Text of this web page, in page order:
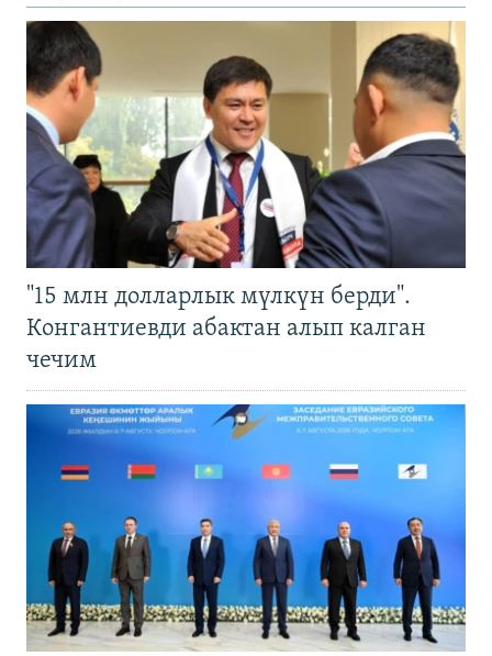
"15 млн долларлык мүлкүн берди".
Конгантиевди абактан алып калган
чечим